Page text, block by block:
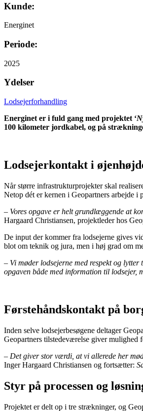
Kunde:
Energinet
Periode:
2025
Ydelser
Lodsejerforhandling
Energinet er i fuld gang med projektet ‘
100 kilometer jordkabel, og på
Lodsejerkontakt i
Når større infrastrukturprojekter skal
Netop dét er kernen i Geopartners arbejde i
– Vores opgave er helt grundlæggende at
Hargaard Christiansen, projektleder hos
De input der kommer fra lodsejerne gives
blot om teknik og jura, men i høj grad om
– Vi møder lodsejerne med respekt og
opgaven både med information til lodsejer,
Førstehåndskontakt på
Inden selve lodsejerbesøgene deltager
Geopartners tilstedeværelse giver mulighed
– Det giver stor værdi, at vi allerede her
Inger Hargaard Christiansen og fortsætter:
Styr på processen og
Projektet er delt op i tre strækninger, og